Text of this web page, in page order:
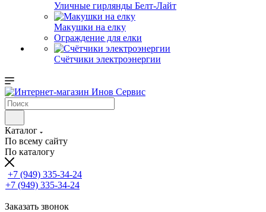
Уличные гирлянды Белт-Лайт
Макушки на елку
Ограждение для елки
Счётчики электроэнергии
Каталог
По всему сайту
По каталогу
+7 (949) 335-34-24
+7 (949) 335-34-24
Заказать звонок